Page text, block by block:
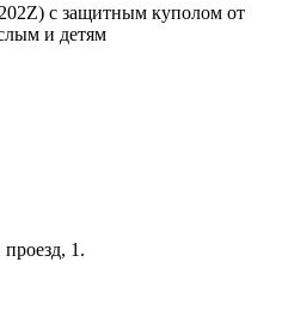
с защитным куполом от
и детям
1.